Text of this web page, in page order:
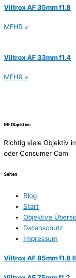
Viltrox AF 35mm f1.8
MEHR »
Viltrox AF 33mm f1.4
MEHR »
99 Objektive
Richtig viele Objektiv
oder Consumer Cam
Seiten
Blog
Start
Objektive
Datenschutz
Impressum
Viltrox AF 85mm f1.8 II